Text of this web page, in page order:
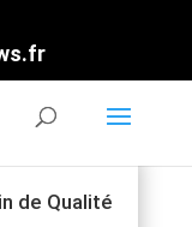
de Qualité